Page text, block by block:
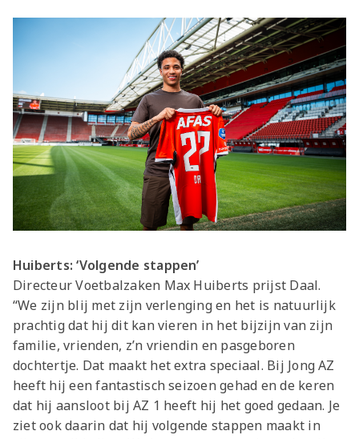
Huiberts: ‘Volgende stappen’
Directeur Voetbalzaken Max Huiberts prijst Daal.
“We zijn blij met zijn verlenging en het is natuurlijk
prachtig dat hij dit kan vieren in het bijzijn van zijn
familie, vrienden, z’n vriendin en pasgeboren
dochtertje. Dat maakt het extra speciaal. Bij Jong AZ
heeft hij een fantastisch seizoen gehad en de keren
dat hij aansloot bij AZ 1 heeft hij het goed gedaan. Je
ziet ook daarin dat hij volgende stappen maakt in